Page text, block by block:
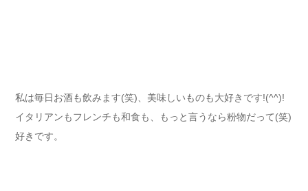
私は毎日お酒も飲みます(笑)、美味しいものも大好きです!(^^)!
イタリアンもフレンチも和食も、もっと言うなら粉物だって(笑)
好きです。